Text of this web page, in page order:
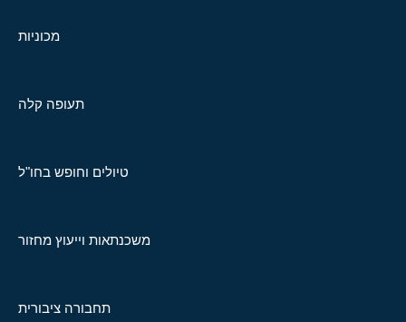
מכוניות
תעופה קלה
טיולים וחופש בחו"ל
משכנתאות וייעוץ מחזור
תחבורה ציבורית